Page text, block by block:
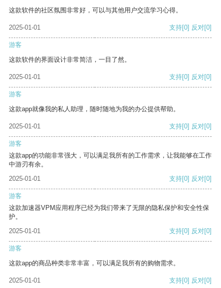
这款软件的社区氛围非常好，可以与其他用户交流学习心得。
2025-01-01 支持[0] 反对[0]
游客
这款软件的界面设计非常简洁，一目了然。
2025-01-01 支持[0] 反对[0]
游客
这款app就像我的私人助理，随时随地为我的办公提供帮助。
2025-01-01 支持[0] 反对[0]
游客
这款app的功能非常强大，可以满足我所有的工作需求，让我能够在工作
中游刃有余。
2025-01-01
支持[0] 反对[0]
游客
这款加速器VPM应用程序已经为我们带来了无限的隐私保护和安全性保
护。
2025-01-01
支持[0] 反对[0]
游客
这款app的商品种类非常丰富，可以满足我所有的购物需求。
2025-01-01 支持[0] 反对[0]